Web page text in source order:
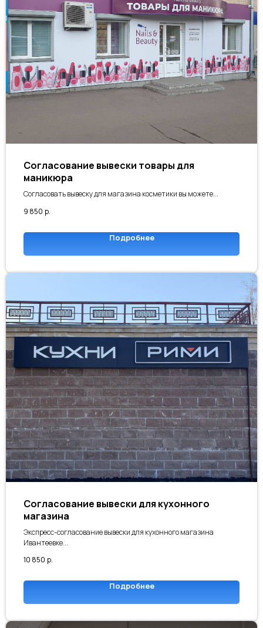
Согласование вывески товары для
маникюра
Согласовать вывеску для магазина косметики вы можете...
9 850 р.
Подробнее
Согласование вывески для кухонного
магазина
Экспресс-согласование вывески для кухонного магазина
Ивантеевке...
10 850 р.
Подробнее